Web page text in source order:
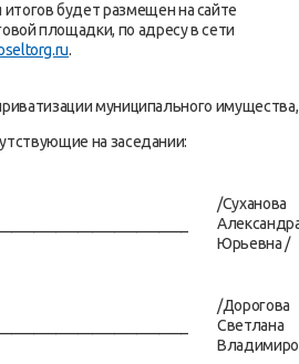
будет размещен на сайте
площадки, по адресу в сети
.
муниципального имущества,
на заседании:
/Суханова
Юрьевна /
/Дорогова
Светлана